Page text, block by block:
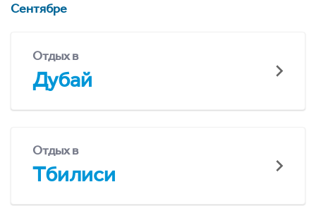
Сентябре
Отдых в
Дубай
Отдых в
Тбилиси